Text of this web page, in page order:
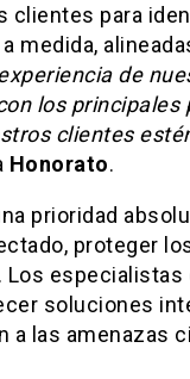
clientes para
medida,
de
los principales
clientes
Honorato.
prioridad
proteger
especialistas
soluciones
a las amenazas